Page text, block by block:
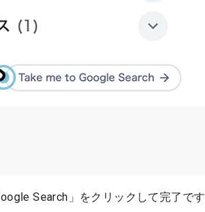
Search」をクリックして完了です